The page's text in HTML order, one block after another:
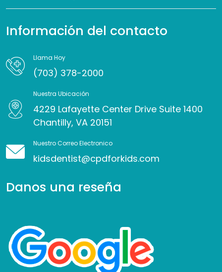
Información del contacto
Llama Hoy
(703) 378-2000
Nuestra Ubicación
4229 Lafayette Center Drive Suite 1400
Chantilly, VA 20151
Nuestro Correo Electronico
kidsdentist@cpdforkids.com
Danos una reseña